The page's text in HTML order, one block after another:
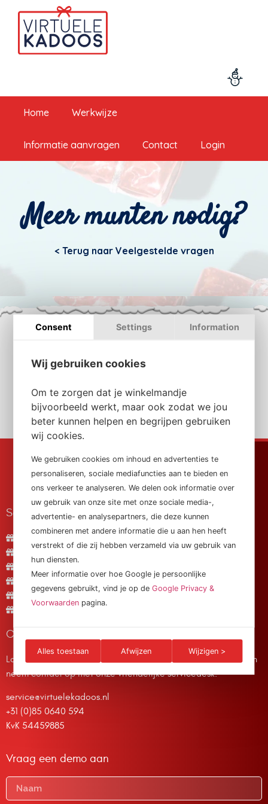
Home Werkwijze
Informatie aanvragen Contact Login
Meer munten nodig?
< Terug naar Veelgestelde vragen
Komt je munten tekort? Geen nood, klik op de button
doorverwezen naar het betaalscherm. Volg de
wordt je automatisch doorverwezen naar het
afronden van het bestelproces.
Service
Meest gestelde vragen
Contact
Contact Gegevens
Loopt het niet op rolletjes, twijfel dan niet, trek aan de bel en
neem contact op met onze vriendelijke servicedesk.
service@virtuelekadoos.nl
+31 (0)85 0640 594
KvK 54459885
Vraag een demo aan
Consent
Wij gebruiken cookies
Om te zorgen dat je winkelmandje
bijvoorbeeld werkt, maar ook zodat we jou
beter kunnen helpen en begrijpen gebruiken
wij cookies.
We gebruiken cookies om inhoud en advertenties te
personaliseren, sociale mediafuncties aan te bieden en
ons verkeer te analyseren. We delen ook informatie over
uw gebruik van onze site met onze sociale media-,
advertentie- en analysepartners, die deze kunnen
combineren met andere informatie die u aan hen heeft
verstrekt of die zij hebben verzameld via uw gebruik van
hun diensten.
Meer informatie over hoe Google je persoonlijke
gegevens gebruikt, vind je op deGoogle Privacy &
Voorwaarden pagina.
Settings Information
Alles toestaan Afwijzen Wijzigen >